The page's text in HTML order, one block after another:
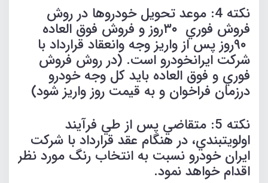
نكته 4: موعد تحويل خودروها در روش
فروش فوري ٣٠روز و فروش فوق العاده
٩٠روز پس از واريز وجه وانعقاد قرارداد با
شركت ايرانخودرو است. (در روش فروش
فوري و فوق العاده بايد كل وجه خودرو
درزمان فراخوان و به قيمت روز واريز شود)
نكته 5: متقاضي پس از طي فرآيند
اولويتبندي، در هنگام عقد قرارداد با شركت
ايران خودرو نسبت به انتخاب رنگ مورد نظر
اقدام خواهد نمود.